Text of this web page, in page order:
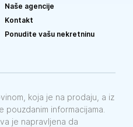
Naše agencije
Kontakt
Ponudite vašu nekretninu
koja je na prodaju, a iz
pouzdanim informacijama.
je napravljena da